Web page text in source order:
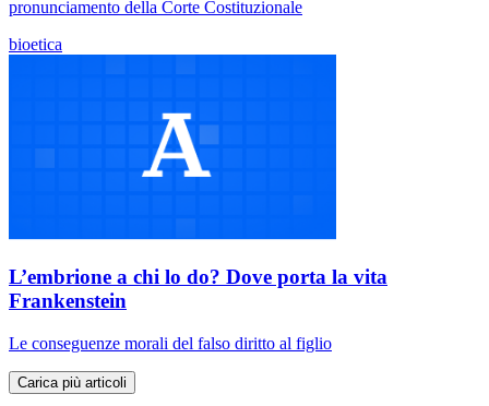
pronunciamento della Corte Costituzionale
bioetica
L’embrione a chi lo do? Dove porta la vita
Frankenstein
Le conseguenze morali del falso diritto al figlio
Carica più articoli